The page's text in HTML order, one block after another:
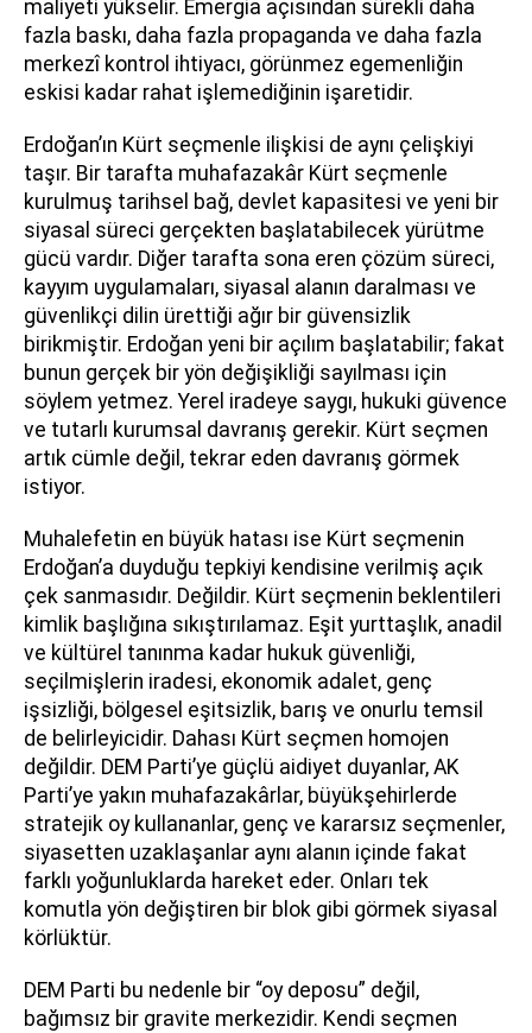
maliyeti yükselir. Emergia açısından sürekli daha
fazla baskı, daha fazla propaganda ve daha fazla
merkezî kontrol ihtiyacı, görünmez egemenliğin
eskisi kadar rahat işlemediğinin işaretidir.
Erdoğan’ın Kürt seçmenle ilişkisi de aynı çelişkiyi
taşır. Bir tarafta muhafazakâr Kürt seçmenle
kurulmuş tarihsel bağ, devlet kapasitesi ve yeni bir
siyasal süreci gerçekten başlatabilecek yürütme
gücü vardır. Diğer tarafta sona eren çözüm süreci,
kayyım uygulamaları, siyasal alanın daralması ve
güvenlikçi dilin ürettiği ağır bir güvensizlik
birikmiştir. Erdoğan yeni bir açılım başlatabilir; fakat
bunun gerçek bir yön değişikliği sayılması için
söylem yetmez. Yerel iradeye saygı, hukuki güvence
ve tutarlı kurumsal davranış gerekir. Kürt seçmen
artık cümle değil, tekrar eden davranış görmek
istiyor.
Muhalefetin en büyük hatası ise Kürt seçmenin
Erdoğan’a duyduğu tepkiyi kendisine verilmiş açık
çek sanmasıdır. Değildir. Kürt seçmenin beklentileri
kimlik başlığına sıkıştırılamaz. Eşit yurttaşlık, anadil
ve kültürel tanınma kadar hukuk güvenliği,
seçilmişlerin iradesi, ekonomik adalet, genç
işsizliği, bölgesel eşitsizlik, barış ve onurlu temsil
de belirleyicidir. Dahası Kürt seçmen homojen
değildir. DEM Parti’ye güçlü aidiyet duyanlar, AK
Parti’ye yakın muhafazakârlar, büyükşehirlerde
stratejik oy kullananlar, genç ve kararsız seçmenler,
siyasetten uzaklaşanlar aynı alanın içinde fakat
farklı yoğunluklarda hareket eder. Onları tek
komutla yön değiştiren bir blok gibi görmek siyasal
körlüktür.
DEM Parti bu nedenle bir “oy deposu” değil,
bağımsız bir gravite merkezidir. Kendi seçmen